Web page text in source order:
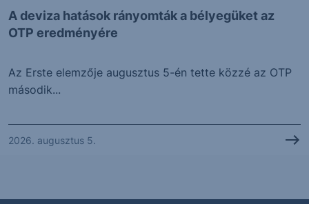
A deviza hatások rányomták a bélyegüket az
OTP eredményére
Az Erste elemzője augusztus 5-én tette közzé az OTP
második...
2026. augusztus 5.